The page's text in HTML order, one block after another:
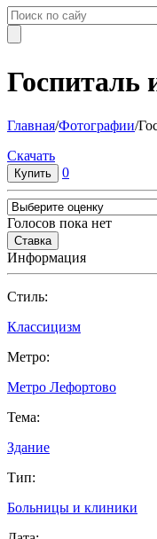
Госпиталь
Главная/Фотографии/
Cкачать
0
Голосов пока нет
Информация
Cтиль:
Классицизм
Метро:
Метро Лефортово
Тема:
Здание
Тип:
Больницы и клиники